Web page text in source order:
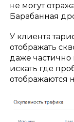
не могут
Барабанная
У клиента
отображать
даже частично
искать где
отображаются